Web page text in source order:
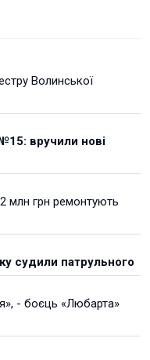
Волинської
вручили нові
млн грн ремонтують
судили патрульного
- боєць «Любарта»